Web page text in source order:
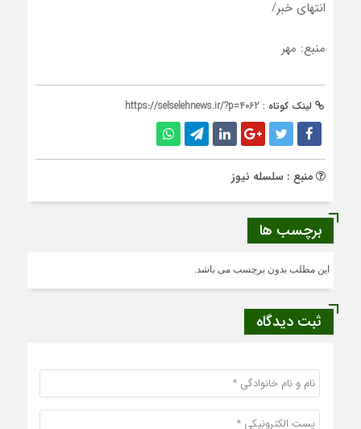
انتهای خبر/
منبع: مهر
لینک کوتاه : https://selselehnews.ir/?p=4062
منبع : سلسله نیوز
برچسب ها
این مطلب بدون برچسب می باشد.
ثبت دیدگاه